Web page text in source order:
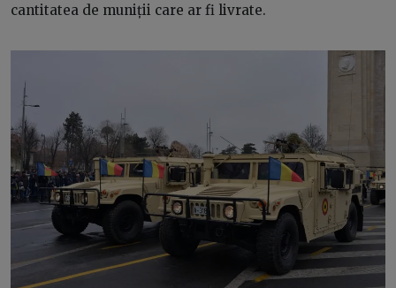
cantitatea de muniții care ar fi livrate.